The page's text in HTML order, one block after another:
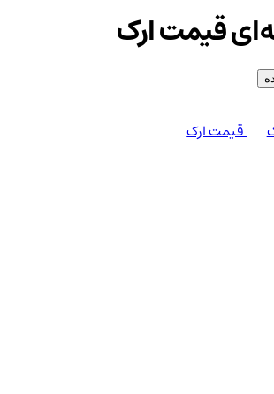
قیمت ارک
قیمت ارک